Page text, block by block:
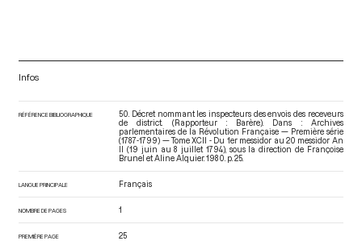
Infos
RÉFÉRENCE BIBLIOGRAPHIQUE
50. Décret nommant les inspecteurs des envois des receveurs
de district. (Rapporteur : Barère). Dans : Archives
parlementaires de la Révolution Française — Première série
(1787-1799) — Tome XCII - Du 1er messidor au 20 messidor An
II (19 juin au 8 juillet 1794), sous la direction de Françoise
Brunel et Aline Alquier. 1980. p. 25.
LANGUE PRINCIPALE Français
NOMBRE DE PAGES 1
PREMIÈRE PAGE 25